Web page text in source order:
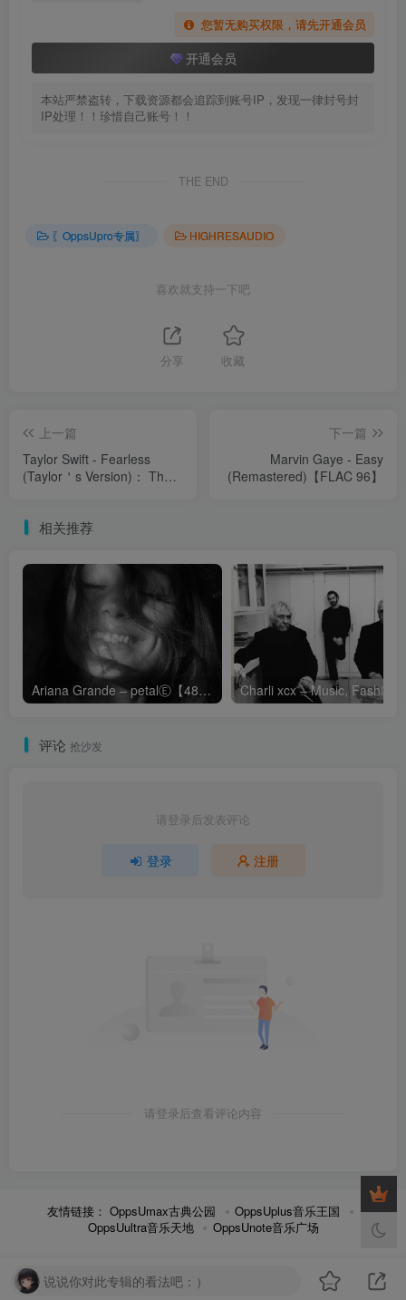
您暂无购买权限，请先开通会员
开通会员
本站严禁盗转，下载资源都会追踪到账号IP，发现一律封号封
IP处理！！珍惜自己账号！！
THE END
〖OppsUpro专属〗 HIGHRESAUDIO
喜欢就支持一下吧
分享 收藏
上一篇
Taylor Swift - Fearless
(Taylor＇s Version)： The
下一篇
Marvin Gaye - Easy
(Remastered)【FLAC 96】
相关推荐
Ariana Grande – petalⒺ【48kHz／24bit】英国区
评论 抢沙发
请登录后发表评论
登录 注册
请登录后查看评论内容
友情链接： OppsUmax古典公园
OppsUplus音乐王国
OppsUultra音乐天地
OppsUnote音乐广场
说说你对此专辑的看法吧：）